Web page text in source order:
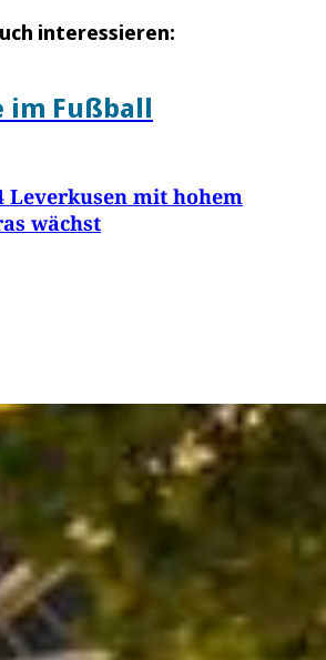
interessieren:
im Fußball
Leverkusen mit hohem
wächst